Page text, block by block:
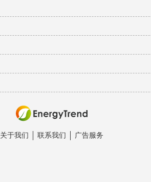
关于我们 联系我们 广告服务